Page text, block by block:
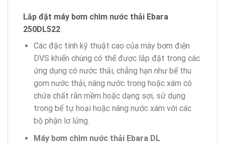
Lắp đặt máy bơm chìm nước thải Ebara
250DL522
Các đặc tính kỹ thuật cao của máy bơm điện
DVS khiến chúng có thể được lắp đặt trong các
ứng dụng có nước thải, chẳng hạn như bể thu
gom nước thải, nâng nước trong hoặc xám có
chứa chất rắn mềm hoặc dạng sợi, sử dụng
trong bể tự hoại hoặc nâng nước xám với các
bộ phận lơ lửng.
Máy bơm chìm nước thải Ebara DL